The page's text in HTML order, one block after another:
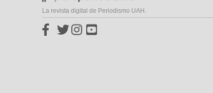
La revista digital de Periodismo UAH.